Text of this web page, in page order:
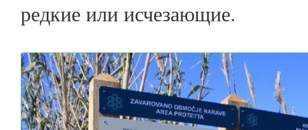
редкие или исчезающие.